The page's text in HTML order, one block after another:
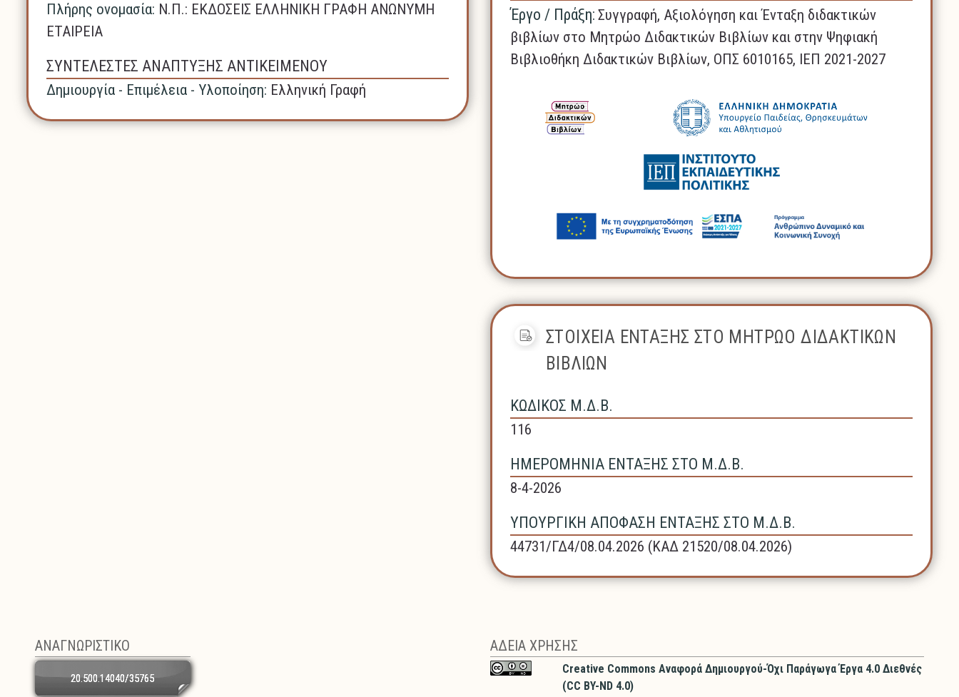
Πλήρης ονομασία: N.Π.: ΕΚΔΟΣΕΙΣ ΕΛΛΗΝΙΚΗ ΓΡΑΦΗ ΑΝΩΝΥΜΗ
ΕΤΑΙΡΕΙΑ
ΣΥΝΤΕΛΕΣΤΕΣ ΑΝΑΠΤΥΞΗΣ ΑΝΤΙΚΕΙΜΕΝΟΥ
Δημιουργία - Επιμέλεια - Υλοποίηση: Ελληνική Γραφή
Έργο / Πράξη: Συγγραφή, Αξιολόγηση και Ένταξη διδακτικών
βιβλίων στο Μητρώο Διδακτικών Βιβλίων και στην Ψηφιακή
Βιβλιοθήκη Διδακτικών Βιβλίων, ΟΠΣ 6010165, ΙΕΠ 2021-2027
ΣΤΟΙΧΕΙΑ ΕΝΤΑΞΗΣ ΣΤΟ ΜΗΤΡΩΟ ΔΙΔΑΚΤΙΚΩΝ
ΒΙΒΛΙΩΝ
ΚΩΔΙΚΟΣ Μ.Δ.Β.
116
ΗΜΕΡΟΜΗΝΙΑ ΕΝΤΑΞΗΣ ΣΤΟ Μ.Δ.Β.
8-4-2026
ΥΠΟΥΡΓΙΚΗ ΑΠΟΦΑΣΗ ΕΝΤΑΞΗΣ ΣΤΟ Μ.Δ.Β.
44731/ΓΔ4/08.04.2026 (ΚΑΔ 21520/08.04.2026)
ΑΝΑΓΝΩΡΙΣΤΙΚΟ
20.500.14040/35765
ΑΔΕΙΑ ΧΡΗΣΗΣ
Creative Commons Αναφορά Δημιουργού-Όχι Παράγωγα Έργα 4.0 Διεθνές
(CC BY-ND 4.0)